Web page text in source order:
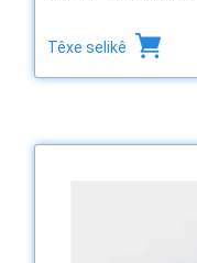
Têxe selikê